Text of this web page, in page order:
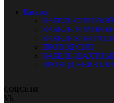
Каталог
КАБЕЛЬ СИЛОВОЙ
КАБЕЛЬ
КАБЕЛЬ
ПРОВОД СИП
КАБЕЛЬ
ПРОВОД
СОЦСЕТИ
Vk